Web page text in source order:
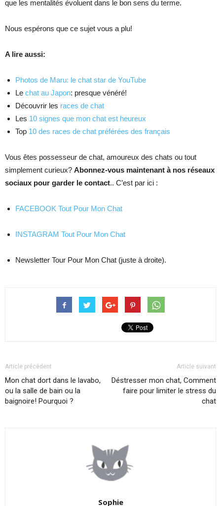
que les mentalités évoluent dans le bon sens du terme.
Nous espérons que ce sujet vous a plu!
A lire aussi:
Photos de Maru: le chat star de YouTube
Le chat au Japon: presque vénéré!
Découvrir les races de chat
Les 10 signes que mon chat est heureux
Top 10 des races de chat préférées des français
Vous êtes possesseur de chat, amoureux des chats ou tout
simplement curieux? Abonnez-vous maintenant à nos réseaux
sociaux pour garder le contact.. C’est par ici :
FACEBOOK Tout Pour Mon Chat
INSTAGRAM Tout Pour Mon Chat
Newsletter Tour Pour Mon Chat (juste à droite).
Article précédent
Mon chat dort dans le lavabo,
ou la salle de bain ou la
baignoire! Pourquoi ?
Article suivant
Déstresser mon chat, Comment
faire pour limiter le stress du
chat
Sophie